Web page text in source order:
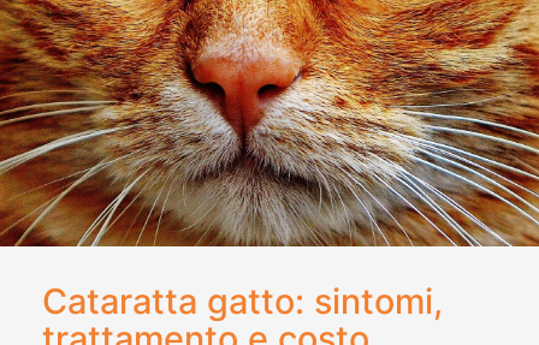
Cataratta gatto: sintomi,